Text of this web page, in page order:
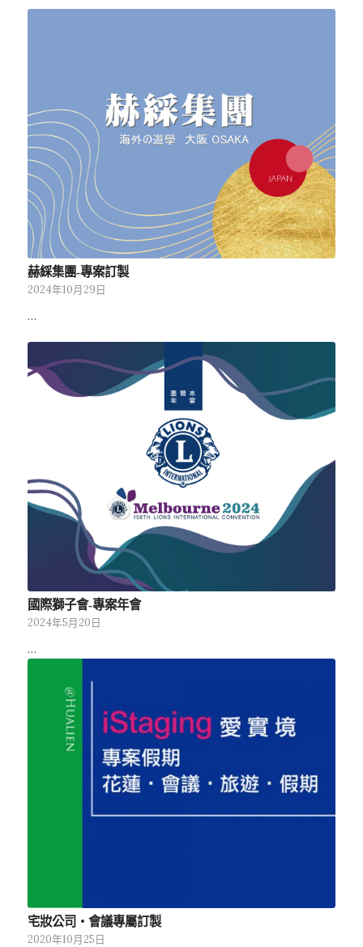
赫綵集團-專案訂製
2024年10月29日
…
國際獅子會-專案年會
2024年5月20日
…
宅妝公司‧會議專屬訂製
2020年10月25日